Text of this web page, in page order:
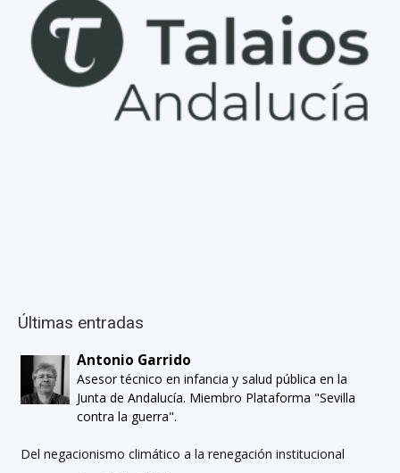
Últimas entradas
Antonio Garrido
Asesor técnico en infancia y salud pública en la
Junta de Andalucía. Miembro Plataforma "Sevilla
contra la guerra".
Del negacionismo climático a la renegación institucional